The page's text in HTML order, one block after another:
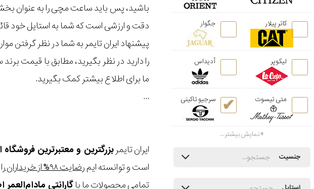
باشید، پس باید ساعت مچی را به عنوان
دقت و ارزشی است که شما به استایل خود
پیشنهاد ایران تایمر به شما در نظر
را دارید در نظر بگیرید، مطابق با قیمت
ما برای اطلاع بیشتر کمک بگیرید.
...
ایران تایمربزرگترین و معتبرترین فروشگاه
است و توانسته ایمرضایت ۹۸% از خریداران
تمامی محصولات ما باگارانتی مادام‌العمر اصالت، ۵ سال ضمانت موتور و ۱۰
کاتر پیلار جگوار
لیکوپر آدیداس
متی تیسوت سرجیو تاکینی
نمایش بیشتر...
جنسیت